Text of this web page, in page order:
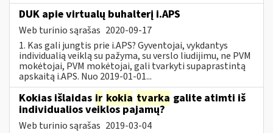
DUK apie virtualų buhalterį i.APS
Web turinio sąrašas 2020-09-17
1. Kas gali jungtis prie i.APS? Gyventojai, vykdantys
individualią veiklą su pažyma, su verslo liudijimu, ne PVM
mokėtojai, PVM mokėtojai, gali tvarkyti supaprastintą
apskaitą i.APS. Nuo 2019-01-01...
Kokias išlaidas ir kokia tvarka galite atimti iš
individualios veiklos pajamų?
Web turinio sąrašas 2019-03-04